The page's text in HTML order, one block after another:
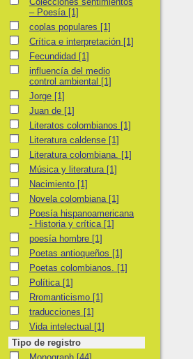
– Poesía [1]
coplas populares
coplas populares [1]
Crítica e interpretación
Crítica e interpretación [1]
Fecundidad
Fecundidad [1]
influencía del medio control ambiental
influencía del medio
control ambiental [1]
JorgeJorge [1]
Juan deJuan de [1]
Literatos colombianos
Literatos colombianos [1]
Literatura caldense
Literatura caldense [1]
Literatura colombiana.
Literatura colombiana. [1]
Música y literatura
Música y literatura [1]
Nacimiento
Nacimiento [1]
Novela colombiana
Novela colombiana [1]
Poesía hispanoamericana - Historia y crítica
Poesía hispanoamericana
- Historia y crítica [1]
poesía hombre
poesía hombre [1]
Poetas antioqueños
Poetas antioqueños [1]
Poetas colombianos.
Poetas colombianos. [1]
PolíticaPolítica [1]
Rromanticismo
Rromanticismo [1]
traducciones
traducciones [1]
Vida intelectual
Vida intelectual [1]
Tipo de registro
Monograph